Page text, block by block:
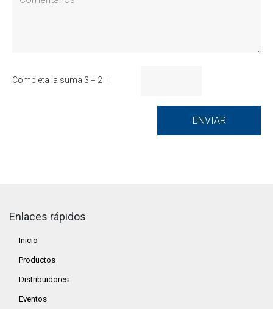
Completa la suma 3 + 2 =
Enlaces rápidos
Inicio
Productos
Distribuidores
Eventos